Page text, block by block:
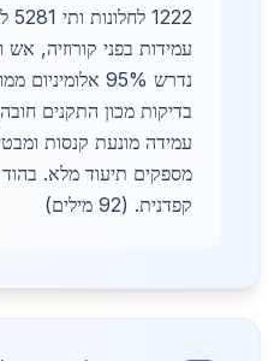
בדיקות מכון התקנים
עמידה מונעת קנסות
מספקים תיעוד מלא.
קפדנית. (92 מילים)